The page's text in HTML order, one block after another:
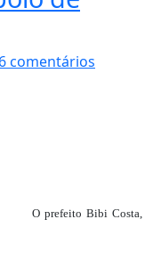
comentários
O prefeito Bibi Costa,